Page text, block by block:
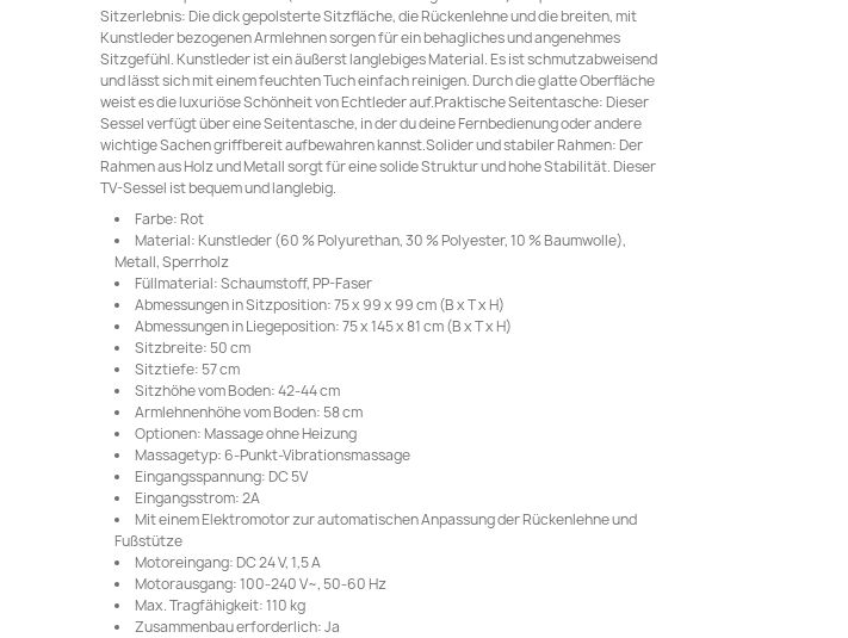
Sitzerlebnis: Die dick gepolsterte Sitzfläche, die Rückenlehne und die breiten, mit
Kunstleder bezogenen Armlehnen sorgen für ein behagliches und angenehmes
Sitzgefühl. Kunstleder ist ein äußerst langlebiges Material. Es ist schmutzabweisend
und lässt sich mit einem feuchten Tuch einfach reinigen. Durch die glatte Oberfläche
weist es die luxuriöse Schönheit von Echtleder auf.Praktische Seitentasche: Dieser
Sessel verfügt über eine Seitentasche, in der du deine Fernbedienung oder andere
wichtige Sachen griffbereit aufbewahren kannst.Solider und stabiler Rahmen: Der
Rahmen aus Holz und Metall sorgt für eine solide Struktur und hohe Stabilität. Dieser
TV-Sessel ist bequem und langlebig.
Farbe: Rot
Material: Kunstleder (60 % Polyurethan, 30 % Polyester, 10 % Baumwolle),
Metall, Sperrholz
Füllmaterial: Schaumstoff, PP-Faser
Abmessungen in Sitzposition: 75 x 99 x 99 cm (B x T x H)
Abmessungen in Liegeposition: 75 x 145 x 81 cm (B x T x H)
Sitzbreite: 50 cm
Sitztiefe: 57 cm
Sitzhöhe vom Boden: 42-44 cm
Armlehnenhöhe vom Boden: 58 cm
Optionen: Massage ohne Heizung
Massagetyp: 6-Punkt-Vibrationsmassage
Eingangsspannung: DC 5V
Eingangsstrom: 2A
Mit einem Elektromotor zur automatischen Anpassung der Rückenlehne und
Fußstütze
Motoreingang: DC 24 V, 1,5 A
Motorausgang: 100-240 V~, 50-60 Hz
Max. Tragfähigkeit: 110 kg
Zusammenbau erforderlich: Ja